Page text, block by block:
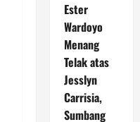
Ester
Wardoyo
Menang
Telak atas
Jesslyn
Carrisia,
Sumbang